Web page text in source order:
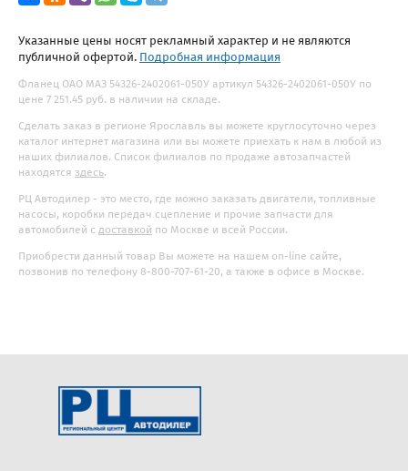
Указанные цены носят рекламный характер и не являются
публичной офертой. Подробная информация
Фланец ОАО МАЗ 54326-2402061-050У артикул 54326-2402061-050У по
цене 7 251.45 руб. в наличии на складе.
Сделать заказ в регионе Ярославль вы можете круглосуточно через
каталог интернет магазина или вы можете приехать к нам в любой из
наших филиалов. Список филиалов по продаже автозапчастей
находятся здесь.
РЦ Автодилер - это место, где можно заказать двигатели, топливные
насосы, коробки передач сцепление и прочие запчасти для
автомобилей с доставкой по Москве и всей России.
Приобрести данный товар Вы можете на нашем on-line сайте,
позвонив по телефону 8-800-707-61-20, а также в офисе в Москве.